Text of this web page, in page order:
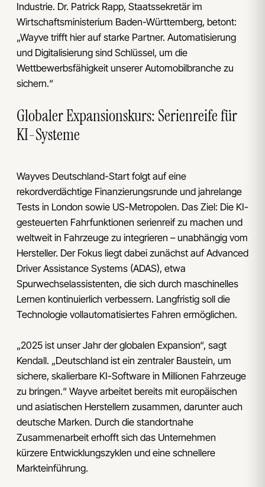
Industrie. Dr. Patrick Rapp, Staatssekretär im
Wirtschaftsministerium Baden-Württemberg, betont:
„Wayve trifft hier auf starke Partner. Automatisierung
und Digitalisierung sind Schlüssel, um die
Wettbewerbsfähigkeit unserer Automobilbranche zu
sichern.“
Globaler Expansionskurs: Serienreife für
KI-Systeme
Wayves Deutschland-Start folgt auf eine
rekordverdächtige Finanzierungsrunde und jahrelange
Tests in London sowie US-Metropolen. Das Ziel: Die KI-
gesteuerten Fahrfunktionen serienreif zu machen und
weltweit in Fahrzeuge zu integrieren – unabhängig vom
Hersteller. Der Fokus liegt dabei zunächst auf Advanced
Driver Assistance Systems (ADAS), etwa
Spurwechselassistenten, die sich durch maschinelles
Lernen kontinuierlich verbessern. Langfristig soll die
Technologie vollautomatisiertes Fahren ermöglichen.
„2025 ist unser Jahr der globalen Expansion“, sagt
Kendall. „Deutschland ist ein zentraler Baustein, um
sichere, skalierbare KI-Software in Millionen Fahrzeuge
zu bringen.“ Wayve arbeitet bereits mit europäischen
und asiatischen Herstellern zusammen, darunter auch
deutsche Marken. Durch die standortnahe
Zusammenarbeit erhofft sich das Unternehmen
kürzere Entwicklungszyklen und eine schnellere
Markteinführung.